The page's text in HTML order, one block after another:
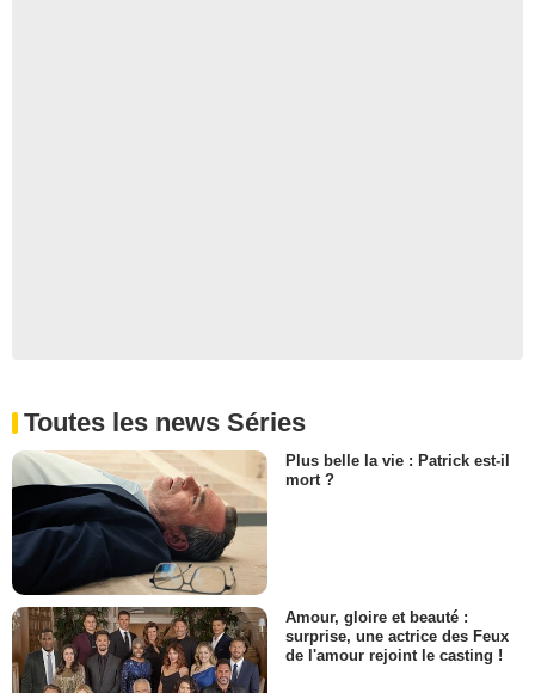
Toutes les news Séries
Plus belle la vie : Patrick est-il
mort ?
Amour, gloire et beauté :
surprise, une actrice des Feux
de l'amour rejoint le casting !